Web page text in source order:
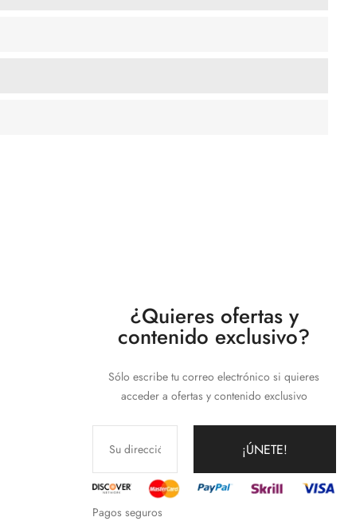
¿Quieres ofertas y
contenido exclusivo?
Sólo escribe tu correo electrónico si quieres
acceder a ofertas y contenido exclusivo
¡ÚNETE!
Pagos seguros